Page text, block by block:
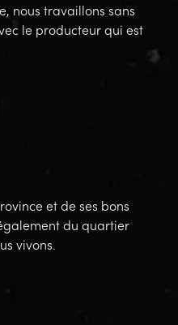
nous travaillons sans
le producteur qui est
et de ses bons
du quartier
vivons.